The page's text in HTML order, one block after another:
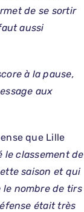
de se sortir
aussi
à la pause,
aux
que Lille
le classement de
saison et qui
le nombre de tirs
était très